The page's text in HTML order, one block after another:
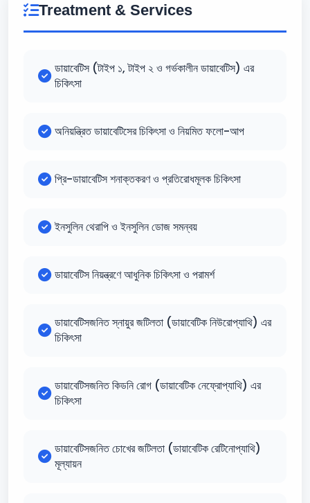
Treatment & Services
ডায়াবেটিস (টাইপ ১, টাইপ ২ ও গর্ভকালীন ডায়াবেটিস) এর
চিকিৎসা
অনিয়ন্ত্রিত ডায়াবেটিসের চিকিৎসা ও নিয়মিত ফলো-আপ
প্রি-ডায়াবেটিস শনাক্তকরণ ও প্রতিরোধমূলক চিকিৎসা
ইনসুলিন থেরাপি ও ইনসুলিন ডোজ সমন্বয়
ডায়াবেটিস নিয়ন্ত্রণে আধুনিক চিকিৎসা ও পরামর্শ
ডায়াবেটিসজনিত স্নায়ুর জটিলতা (ডায়াবেটিক নিউরোপ্যাথি) এর
চিকিৎসা
ডায়াবেটিসজনিত কিডনি রোগ (ডায়াবেটিক নেফ্রোপ্যাথি) এর
চিকিৎসা
ডায়াবেটিসজনিত চোখের জটিলতা (ডায়াবেটিক রেটিনোপ্যাথি)
মূল্যায়ন